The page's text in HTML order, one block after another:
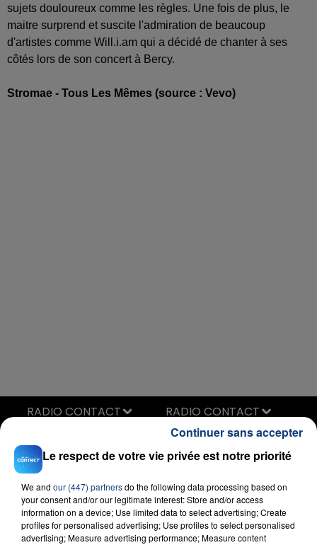
sujets douloureux comme les règles. Une fois de plus, le
maitre surprend et suscite l'admiration de beaucoup
d'artistes comme Will.i.am qui a décidé de chanter à ses
côtés lors de son concert à Bercy.
Stromae - Tous Les Mêmes (source : Vevo)
1 Thing
AMERIE
RADIO CONTACT
Le respect de votre vie privée est notre priorité
We and our (447) partnersdo the following data processing based on
your consent and/or our legitimate interest: Store and/or access
information on a device; Use limited data to select advertising; Create
profiles for personalised advertising; Use profiles to select personalised
advertising; Measure advertising performance; Measure content
Continuer sans accepter